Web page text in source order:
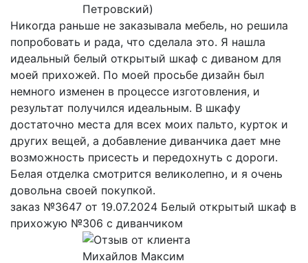
Петровский)
Никогда раньше не заказывала мебель, но решила
попробовать и рада, что сделала это. Я нашла
идеальный белый открытый шкаф с диваном для
моей прихожей. По моей просьбе дизайн был
немного изменен в процессе изготовления, и
результат получился идеальным. В шкафу
достаточно места для всех моих пальто, курток и
других вещей, а добавление диванчика дает мне
возможность присесть и передохнуть с дороги.
Белая отделка смотрится великолепно, и я очень
довольна своей покупкой.
заказ №3647 от 19.07.2024 Белый открытый шкаф в
прихожую №306 с диванчиком